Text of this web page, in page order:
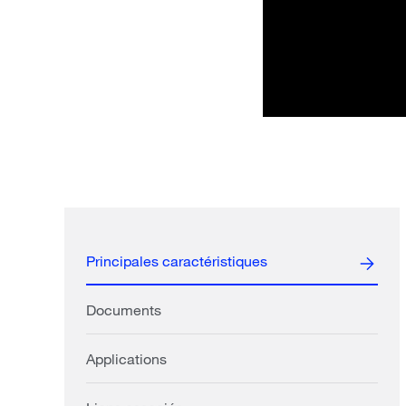
Principales caractéristiques
Documents
Applications